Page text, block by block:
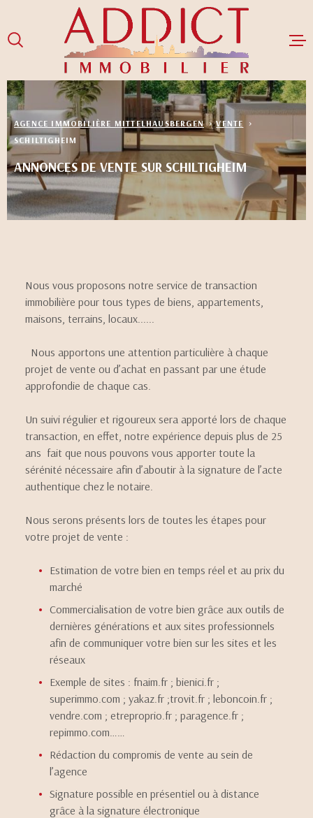
menu
contenu
ACCUEIL
VENTES
LOCATIONS
GESTION
NOTRE ÉQUIPE
AGENCE IMMOBILIÈRE MITTELHAUSBERGEN
VENTE
SCHILTIGHEIM
ANNONCES DE VENTE SUR SCHILTIGHEIM
Nous vous proposons notre service de transaction
immobilière pour tous types de biens, appartements,
maisons, terrains, locaux......
Nous apportons une attention particulière à chaque
projet de vente ou d’achat en passant par une étude
approfondie de chaque cas.
Un suivi régulier et rigoureux sera apporté lors de chaque
transaction, en effet, notre expérience depuis plus de 25
ans fait que nous pouvons vous apporter toute la
sérénité nécessaire afin d’aboutir à la signature de l’acte
authentique chez le notaire.
Nous serons présents lors de toutes les étapes pour
votre projet de vente :
Estimation de votre bien en temps réel et au prix du
marché
Commercialisation de votre bien grâce aux outils de
dernières générations et aux sites professionnels
afin de communiquer votre bien sur les sites et les
réseaux
Exemple de sites : fnaim.fr ; bienici.fr ;
superimmo.com ; yakaz.fr ;trovit.fr ; leboncoin.fr ;
vendre.com ; etreproprio.fr ; paragence.fr ;
repimmo.com……
Rédaction du compromis de vente au sein de
l’agence
Signature possible en présentiel ou à distance
grâce à la signature électronique